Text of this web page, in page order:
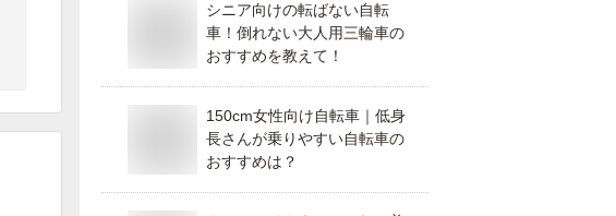
シニア向けの転ばない自転
車！倒れない大人用三輪車の
おすすめを教えて！
150cm女性向け自転車｜低身
長さんが乗りやすい自転車の
おすすめは？